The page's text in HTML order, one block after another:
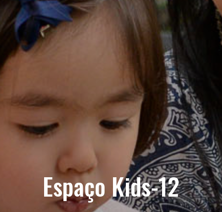
Espaço Kids-12